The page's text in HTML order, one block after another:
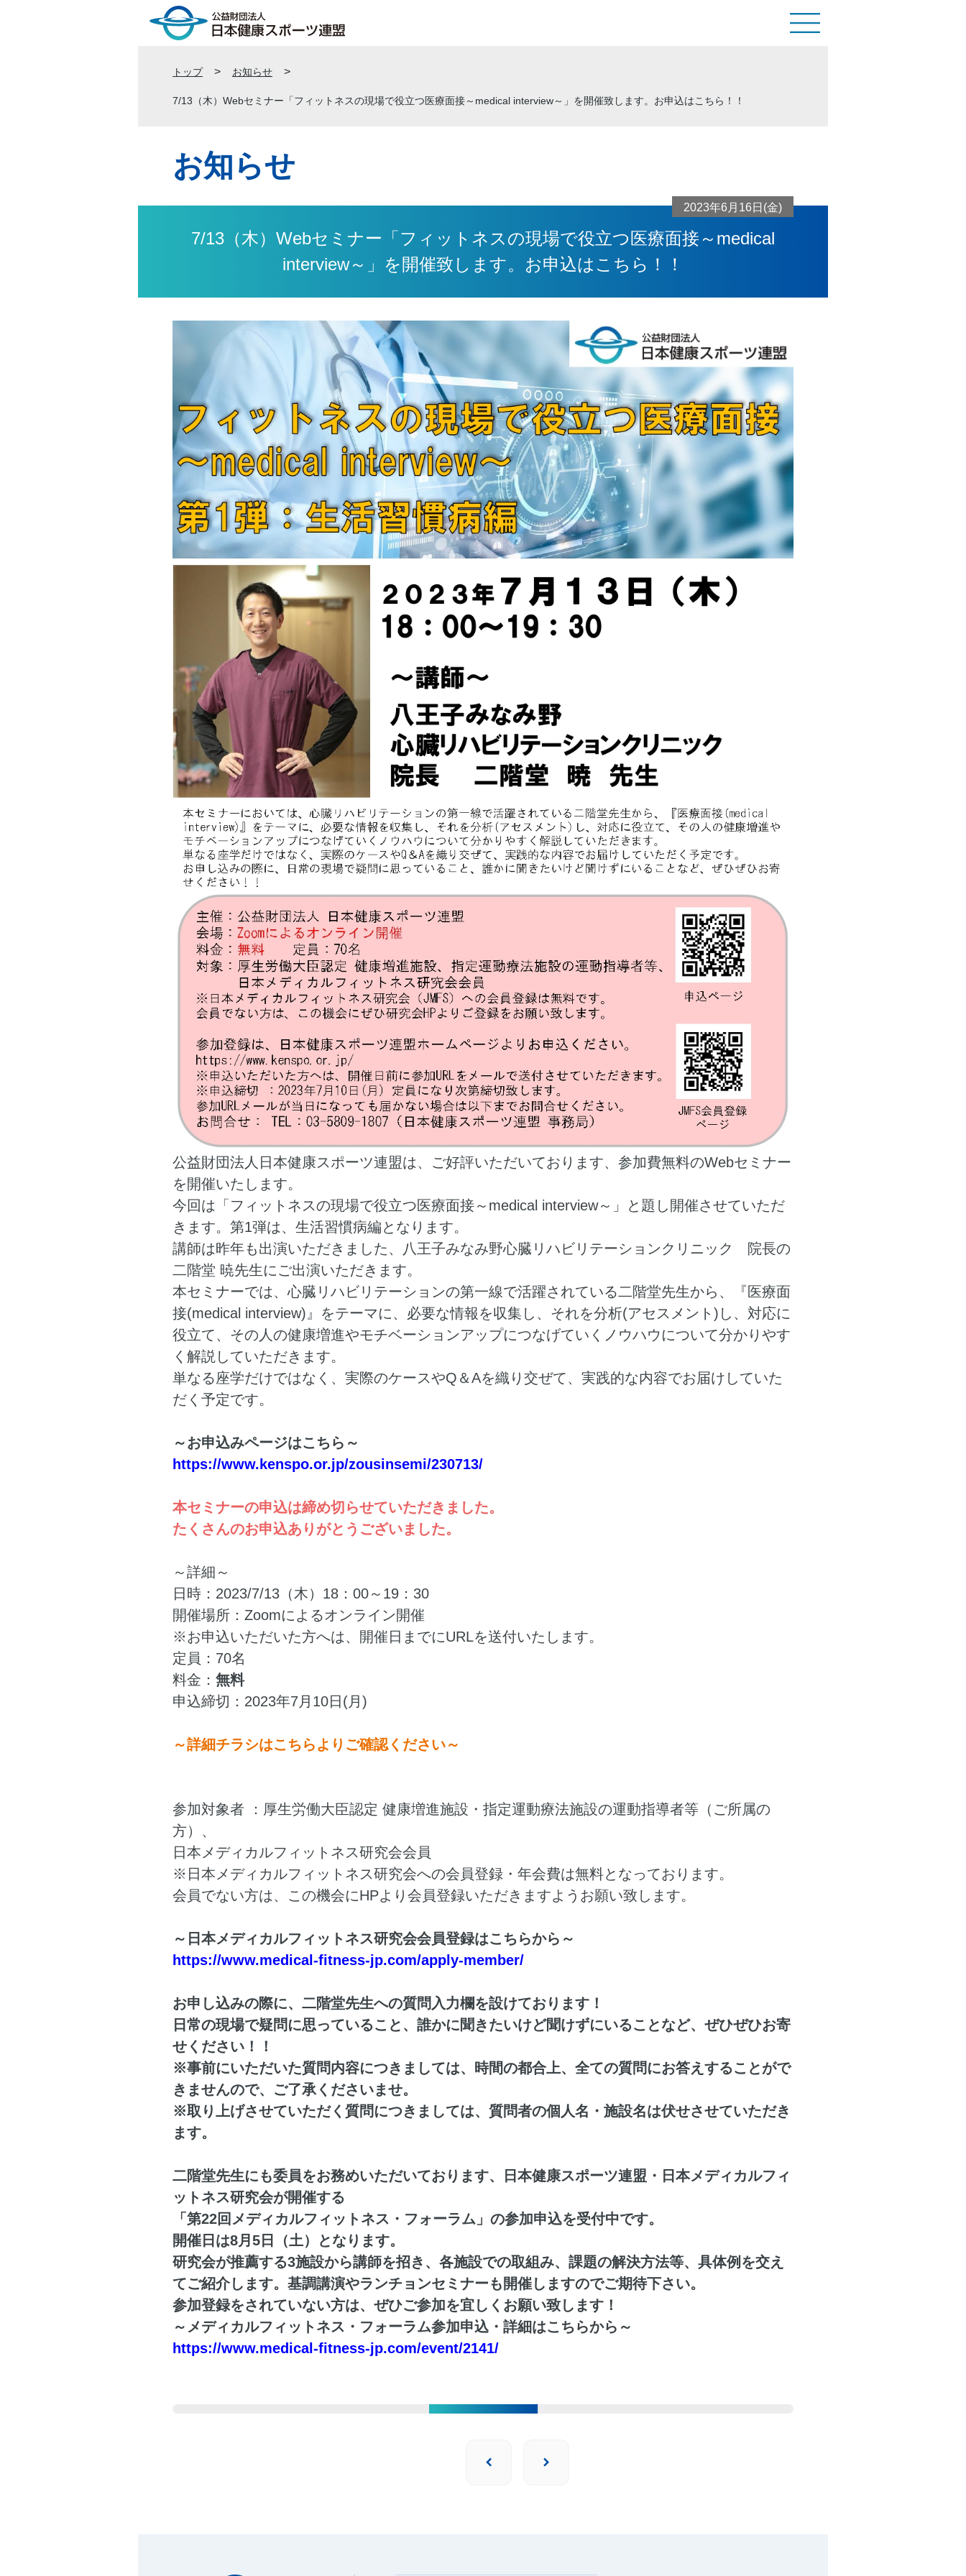
トップ お知らせ
7/13（木）Webセミナー「フィットネスの現場で役立つ医療面接～medical interview～」を開催致します。お申込はこちら！！
お知らせ
7/13（木）Webセミナー「フィットネスの現場で役立つ医療面接～medical
interview～」を開催致します。お申込はこちら！！
2023年6月16日(金)
公益財団法人日本健康スポーツ連盟は、ご好評いただいております、参加費無料のWebセミナー
を開催いたします。
今回は「フィットネスの現場で役立つ医療面接～medical interview～」と題し開催させていただ
きます。第1弾は、生活習慣病編となります。
講師は昨年も出演いただきました、八王子みなみ野心臓リハビリテーションクリニック 院長の
二階堂 暁先生にご出演いただきます。
本セミナーでは、心臓リハビリテーションの第一線で活躍されている二階堂先生から、『医療面
接(medical interview)』をテーマに、必要な情報を収集し、それを分析(アセスメント)し、対応に
役立て、その人の健康増進やモチベーションアップにつなげていくノウハウについて分かりやす
く解説していただきます。
単なる座学だけではなく、実際のケースやQ＆Aを織り交ぜて、実践的な内容でお届けしていた
だく予定です。
～お申込みページはこちら～
https://www.kenspo.or.jp/zousinsemi/230713/
本セミナーの申込は締め切らせていただきました。
たくさんのお申込ありがとうございました。
～詳細～
日時：2023/7/13（木）18：00～19：30
開催場所：Zoomによるオンライン開催
※お申込いただいた方へは、開催日までにURLを送付いたします。
定員：70名
料金： 無料
申込締切：2023年7月10日(月)
～詳細チラシはこちらよりご確認ください～
参加対象者 ：厚生労働大臣認定 健康増進施設・指定運動療法施設の運動指導者等（ご所属の
方）、
日本メディカルフィットネス研究会会員
※日本メディカルフィットネス研究会への会員登録・年会費は無料となっております。
会員でない方は、この機会にHPより会員登録いただきますようお願い致します。
～日本メディカルフィットネス研究会会員登録はこちらから～
https://www.medical-fitness-jp.com/apply-member/
お申し込みの際に、二階堂先生への質問入力欄を設けております！
日常の現場で疑問に思っていること、誰かに聞きたいけど聞けずにいることなど、ぜひぜひお寄
せください！！
※事前にいただいた質問内容につきましては、時間の都合上、全ての質問にお答えすることがで
きませんので、ご了承くださいませ。
※取り上げさせていただく質問につきましては、質問者の個人名・施設名は伏せさせていただき
ます。
二階堂先生にも委員をお務めいただいております、日本健康スポーツ連盟・日本メディカルフィ
ットネス研究会が開催する
「第22回メディカルフィットネス・フォーラム」の参加申込を受付中です。
開催日は8月5日（土）となります。
研究会が推薦する3施設から講師を招き、各施設での取組み、課題の解決方法等、具体例を交え
てご紹介します。基調講演やランチョンセミナーも開催しますのでご期待下さい。
参加登録をされていない方は、ぜひご参加を宜しくお願い致します！
～メディカルフィットネス・フォーラム参加申込・詳細はこちらから～
https://www.medical-fitness-jp.com/event/2141/